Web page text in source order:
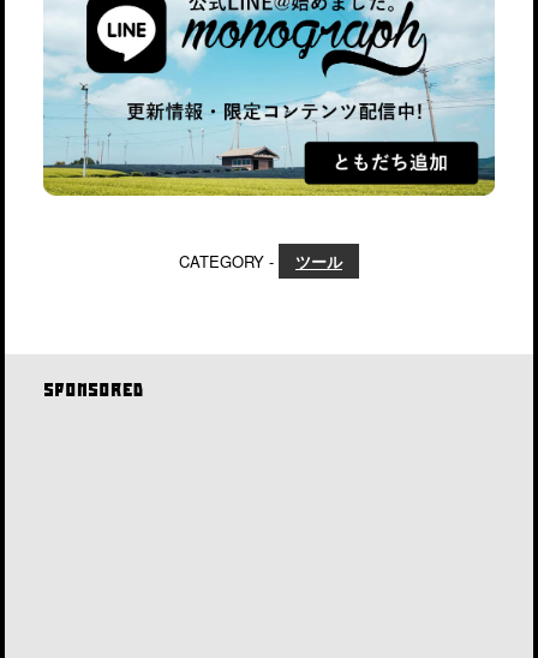
CATEGORY - ツール
SPONSORED